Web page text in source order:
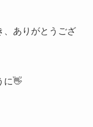
、ありがとうござ
に👋